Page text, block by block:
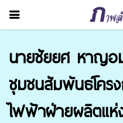
นายชัยยศ หาญอ
ชุมชนสัมพันธ์โคร
ไฟฟ้าฝ่ายผลิตแห่